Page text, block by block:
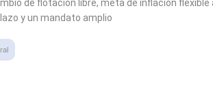
de flotación libre, meta de inflación flexible
y un mandato amplio